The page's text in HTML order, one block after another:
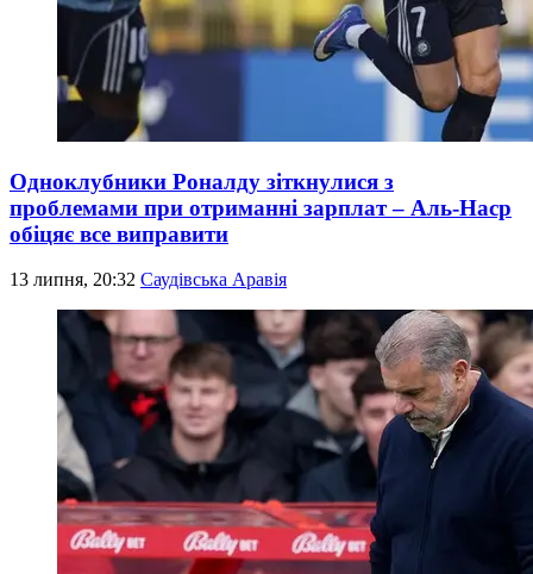
Одноклубники Роналду зіткнулися з
проблемами при отриманні зарплат – Аль-Наср
обіцяє все виправити
13 липня, 20:32 Саудівська Аравія